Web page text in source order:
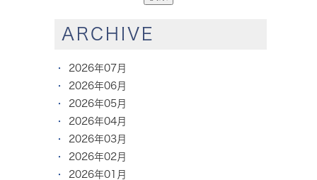
ARCHIVE
2026年07月
2026年06月
2026年05月
2026年04月
2026年03月
2026年02月
2026年01月